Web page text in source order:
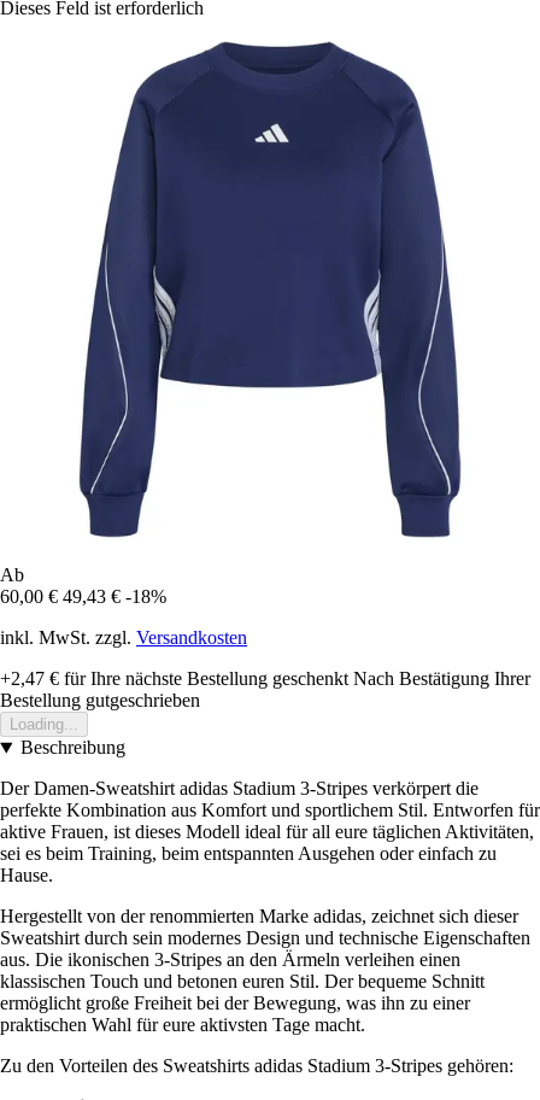
Dieses Feld ist erforderlich
Ab
60,00 € 49,43 € -18%
inkl. MwSt. zzgl. Versandkosten
+2,47 € für Ihre nächste Bestellung geschenkt Nach Bestätigung Ihrer
Bestellung gutgeschrieben
Loading...
Beschreibung
Der Damen-Sweatshirt adidas Stadium 3-Stripes verkörpert die
perfekte Kombination aus Komfort und sportlichem Stil. Entworfen für
aktive Frauen, ist dieses Modell ideal für all eure täglichen Aktivitäten,
sei es beim Training, beim entspannten Ausgehen oder einfach zu
Hause.
Hergestellt von der renommierten Marke adidas, zeichnet sich dieser
Sweatshirt durch sein modernes Design und technische Eigenschaften
aus. Die ikonischen 3-Stripes an den Ärmeln verleihen einen
klassischen Touch und betonen euren Stil. Der bequeme Schnitt
ermöglicht große Freiheit bei der Bewegung, was ihn zu einer
praktischen Wahl für eure aktivsten Tage macht.
Zu den Vorteilen des Sweatshirts adidas Stadium 3-Stripes gehören: